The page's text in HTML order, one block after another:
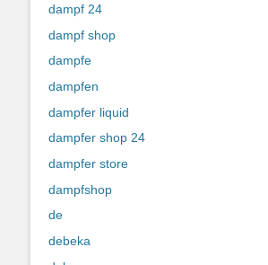
dampf 24
dampf shop
dampfe
dampfen
dampfer liquid
dampfer shop 24
dampfer store
dampfshop
de
debeka